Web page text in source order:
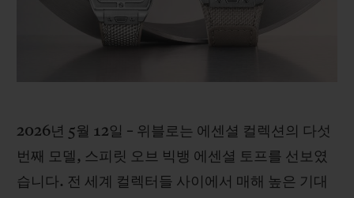
2026년 5월 12일 – 위블로는 에센셜 컬렉션의 다섯
번째 모델, 스피릿 오브 빅뱅 에센셜 토프를 선보였
습니다. 전 세계 컬렉터들 사이에서 매해 높은 기대
휴블로티스타 및 연장 보증